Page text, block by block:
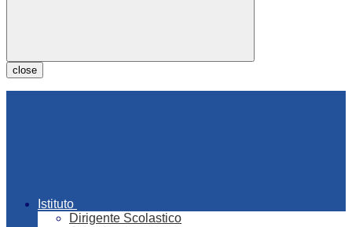
close
Istituto
Dirigente Scolastico